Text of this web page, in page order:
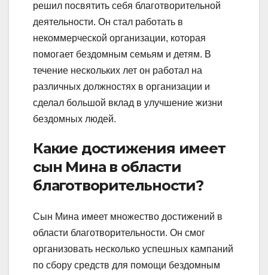
решил посвятить себя благотворительной
деятельности. Он стал работать в
некоммерческой организации, которая
помогает бездомным семьям и детям. В
течение нескольких лет он работал на
различных должностях в организации и
сделал большой вклад в улучшение жизни
бездомных людей.
Какие достижения имеет
сын Мина в области
благотворительности?
Сын Мина имеет множество достижений в
области благотворительности. Он смог
организовать несколько успешных кампаний
по сбору средств для помощи бездомным